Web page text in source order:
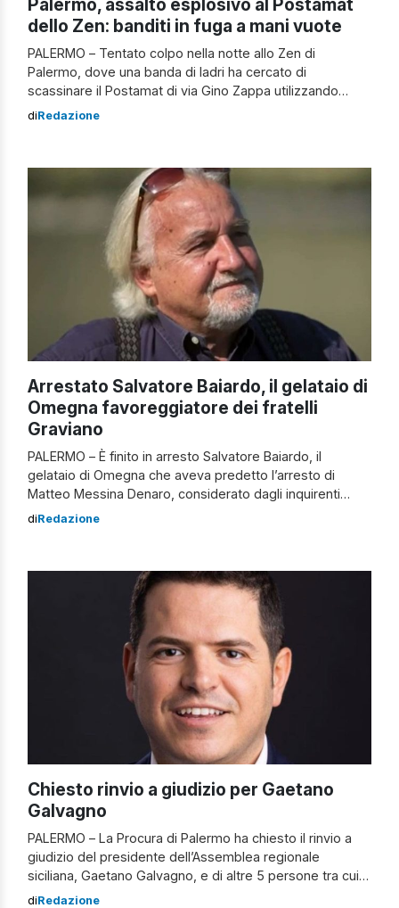
dello Zen: banditi in fuga a mani vuote
PALERMO – Tentato colpo nella notte allo Zen di
Palermo, dove una banda di ladri ha cercato di
scassinare il Postamat di via Gino Zappa utilizzando
dell’esplosivo per far saltare in aria lo sportello
ha provocato una violenta […]
diRedazione
Arrestato Salvatore Baiardo, il gelataio di
Omegna favoreggiatore dei fratelli
Graviano
PALERMO – È finito in arresto Salvatore Baiardo, il
gelataio di Omegna che aveva predetto l’arresto di
Matteo Messina Denaro, considerato dagli inquirenti
uomo di collegamento dei fratelli Graviano al Nord.
preliminare: secondo l’accusa avrebbe violato una delle
diRedazione
Chiesto rinvio a giudizio per Gaetano
Galvagno
PALERMO – La Procura di Palermo ha chiesto il rinvio a
giudizio del presidente dell’Assemblea regionale
siciliana, Gaetano Galvagno, e di altre 5 persone tra cui
l’ex portavoce del politico, Sabrina De Capitani, e
diRedazione